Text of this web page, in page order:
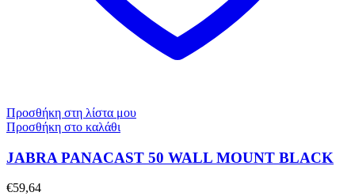
Προσθήκη στη λίστα μου
Προσθήκη στο καλάθι
JABRA PANACAST 50 WALL MOUNT BLACK
€59,64